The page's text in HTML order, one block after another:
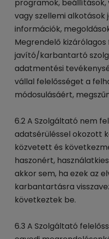
programok,
vagy szellemi
információk,
Megrendelő
javító/karbantartó
adatmentési
vállal felelősséget a
módosulásáért,
6.2 A Szolgáltató nem
adatsérüléssel okozott
közvetett és
haszonért,
akkor sem, ha ezek az
karbantartásra
következtek be.
6.3 A Szolgáltató